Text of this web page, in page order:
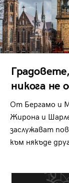
никога не
От Бергамо и
Жирона и
заслужават
към някъде